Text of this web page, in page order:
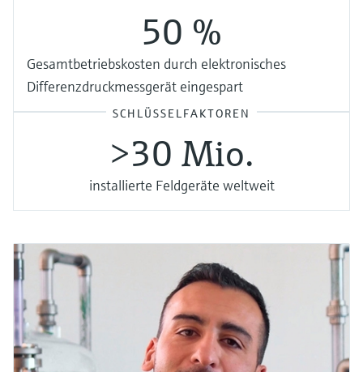
50 %
Gesamtbetriebskosten durch elektronisches
Differenzdruckmessgerät eingespart
SCHLÜSSELFAKTOREN
>30 Mio.
installierte Feldgeräte weltweit